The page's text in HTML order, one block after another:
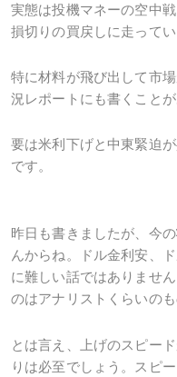
実態は投機マネーの空中
損切りの買戻しに走ってい
特に材料が飛び出して市
況レポートにも書くことが
要は米利下げと中東緊迫
です。
昨日も書きましたが、今
んからね。ドル金利安、
に難しい話ではありませ
のはアナリストくらいのも
とは言え、上げのスピー
りは必至でしょう。スピ